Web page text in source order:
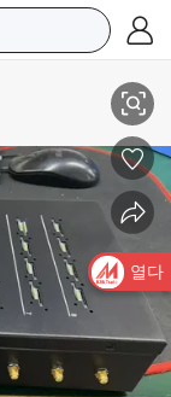
열다